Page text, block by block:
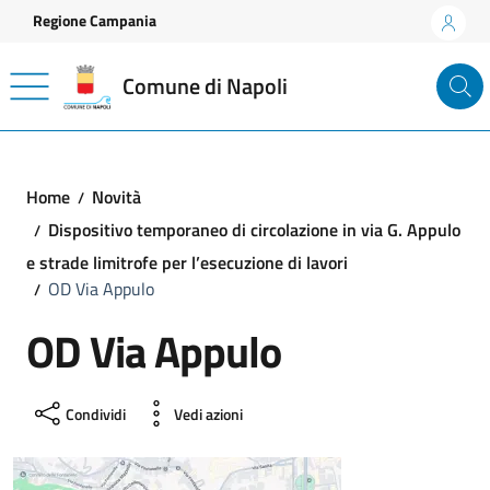
Vai ai contenuti
Vai al footer
Regione Campania
Comune di Napoli
Home
Novità
Dispositivo temporaneo di circolazione in via G. Appulo
e strade limitrofe per l’esecuzione di lavori
OD Via Appulo
OD Via Appulo
Condividi Vedi azioni